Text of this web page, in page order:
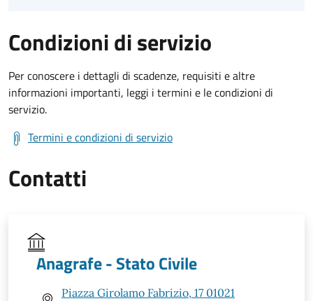
Condizioni di servizio
Per conoscere i dettagli di scadenze, requisiti e altre
informazioni importanti, leggi i termini e le condizioni di
servizio.
Termini e condizioni di servizio
Contatti
Anagrafe - Stato Civile
Piazza Girolamo Fabrizio, 17 01021